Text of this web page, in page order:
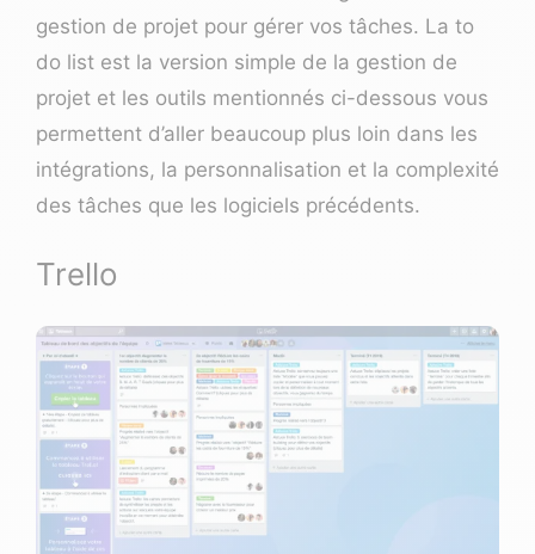
gestion de projet pour gérer vos tâches. La to
do list est la version simple de la gestion de
projet et les outils mentionnés ci-dessous vous
permettent d’aller beaucoup plus loin dans les
intégrations, la personnalisation et la complexité
des tâches que les logiciels précédents.
Trello